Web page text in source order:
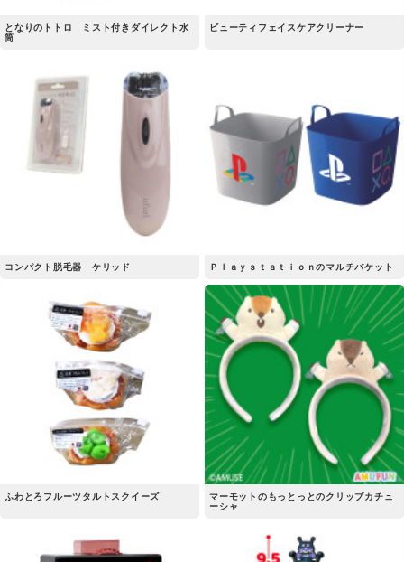
となりのトトロ ミスト付きダイレクト水
筒
ビューティフェイスケアクリーナー
コンパクト脱毛器 ケリッド Ｐｌａｙｓｔａｔｉｏｎのマルチバケット
ふわとろフルーツタルトスクイーズ
マーモットのもっとっとのクリップカチュ
ーシャ